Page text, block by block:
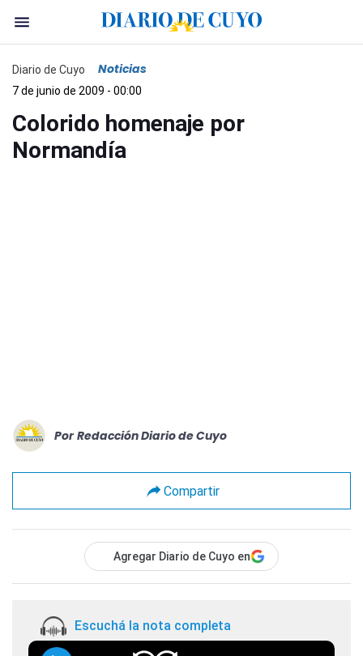
Diario de Cuyo Noticias
7 de junio de 2009 - 00:00
Colorido homenaje por
Normandía
Por Redacción Diario de Cuyo
Compartir
Agregar Diario de Cuyo en
Escuchá la nota completa